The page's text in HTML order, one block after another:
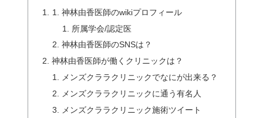
神林由香医師のwikiプロフィール
所属学会/認定医
神林由香医師のSNSは？
神林由香医師が働くクリニックは？
メンズクララクリニックでなにが出来る？
メンズクララクリニックに通う有名人
メンズクララクリニック施術ツイート